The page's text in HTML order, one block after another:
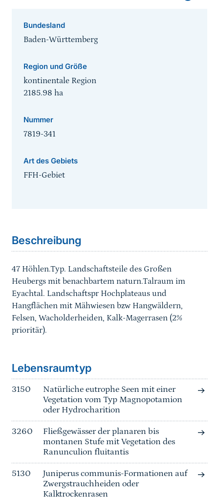
Bundesland
Baden-Württemberg
Region und Größe
kontinentale Region
2185.98 ha
Nummer
7819-341
Art des Gebiets
FFH-Gebiet
Beschreibung
47 Höhlen.Typ. Landschaftsteile des Großen
Heubergs mit benachbartem naturn.Talraum im
Eyachtal. Landschaftspr Hochplateaus und
Hangflächen mit Mähwiesen bzw Hangwäldern,
Felsen, Wacholderheiden, Kalk-Magerrasen (2%
prioritär).
Lebensraumtyp
3150
Natürliche eutrophe Seen mit einer
Vegetation vom Typ Magnopotamion
oder Hydrocharition
3260
Fließgewässer der planaren bis
montanen Stufe mit Vegetation des
Ranunculion fluitantis
5130
Juniperus communis-Formationen auf
Zwergstrauchheiden oder
Kalktrockenrasen